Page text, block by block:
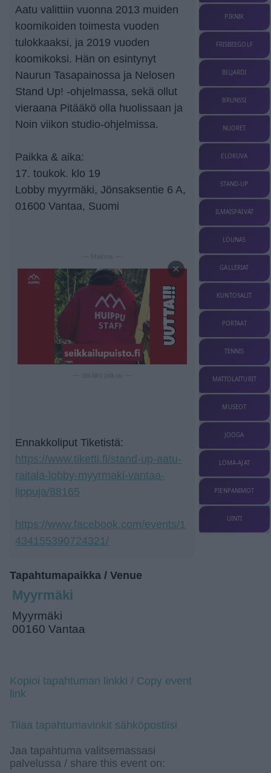
Aatu valittiin vuonna 2013 muiden
koomikoiden toimesta vuoden
tulokkaaksi, ja 2019 vuoden
koomikoksi. Hän on esintynyt
Naurun Tasapainossa ja Nelosen
Stand Up! -ohjelmassa, sekä ollut
vieraana Pitääkö olla huolissaan ja
Noin viikon studio-ohjelmissa.
Paikka & aika:
17. toukok. klo 19
Lobby myyrmäki, Jönsaksentie 6 A,
01600 Vantaa, Suomi
— Mainos —
×
Ennakkoliput Tiketistä:
https://www.tiketti.fi/stand-up-aatu-
raitala-lobby-myyrmaki-vantaa-
lippuja/88165
https://www.facebook.com/events/1
434155390724321/
Tapahtumapaikka / Venue
Myyrmäki
Myyrmäki
00160 Vantaa
Kopioi tapahtuman linkki / Copy event
link
Tilaa tapahtumavinkit sähköpostiisi
Jaa tapahtuma valitsemassasi
palvelussa / share this event on:
PIKNIK
FRISBEEGOLF
BILJARDI
BRUNSSI
NUORET
ELOKUVA
STAND-UP
ILMAISPÄIVÄT
LOUNAS
GALLERIAT
KUNTOSALIT
PORTAAT
TENNIS
MATTOLAITURIT
MUSEOT
JOOGA
LOMA-AJAT
PIENPANIMOT
UINTI